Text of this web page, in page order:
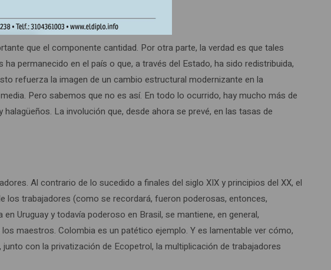
que el componente cantidad. Por otra parte, la verdad es que tales
permanecido en el país o que, a través del Estado, ha sido redistribuida,
refuerza la imagen de un cambio estructural modernizante en la
Pero sabemos que no es así. En todo lo ocurrido, hay mucho más de
La involución que, desde ahora se prevé, en las tasas de
Al contrario de lo sucedido a finales del siglo XIX y principios del XX, el
trabajadores (como se recordará, fueron poderosas, entonces,
Uruguay y todavía poderoso en Brasil, se mantiene, en general,
maestros. Colombia es un patético ejemplo. Y es lamentable ver cómo,
con la privatización de Ecopetrol, la multiplicación de trabajadores